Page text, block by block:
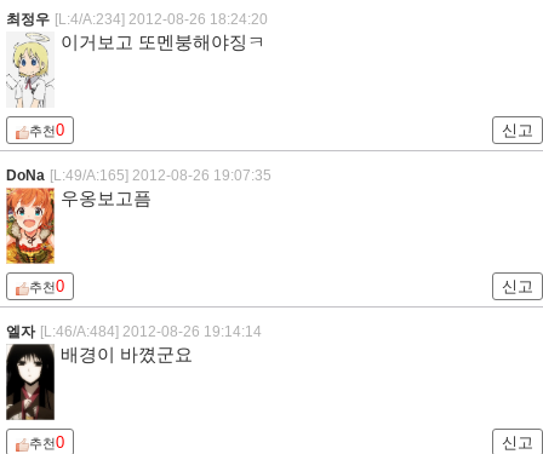
최정우 [L:4/A:234] 2012-08-26 18:24:20
이거보고 또멘붕해야징ㅋ
추천0 신고
DoNa [L:49/A:165] 2012-08-26 19:07:35
우옹보고픔
추천0 신고
엘자 [L:46/A:484] 2012-08-26 19:14:14
배경이 바꼈군요
추천0 신고